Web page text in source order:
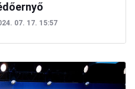
07. 17. 15:57